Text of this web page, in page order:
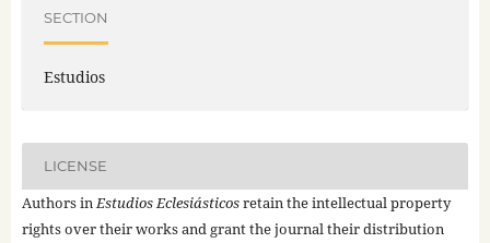
SECTION
Estudios
LICENSE
Authors inEstudios Eclesiásticosretain the intellectual property
rights over their works and grant the journal their distribution